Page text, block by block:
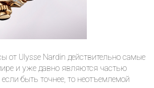
от Ulysse Nardin действительно самые
и уже давно являются частью
быть точнее, то неотъемлемой